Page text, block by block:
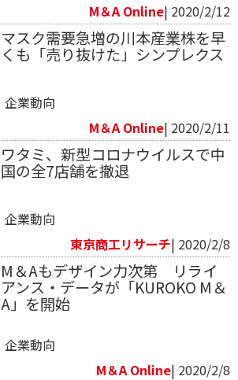
M＆A Online| 2020/2/12
マスク需要急増の川本産業株を早
くも「売り抜けた」シンプレクス
企業動向
M＆A Online| 2020/2/11
ワタミ、新型コロナウイルスで中
国の全7店舗を撤退
企業動向
東京商工リサーチ| 2020/2/8
M＆Aもデザイン力次第 リライ
アンス・データが「KUROKO M＆
A」を開始
企業動向
M＆A Online| 2020/2/8